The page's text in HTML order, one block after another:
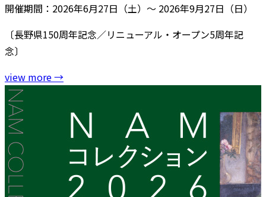
開催期間：2026年6月27日（土）～ 2026年9月27日（日）
〔長野県150周年記念／リニューアル・オープン5周年記
念〕
view more→